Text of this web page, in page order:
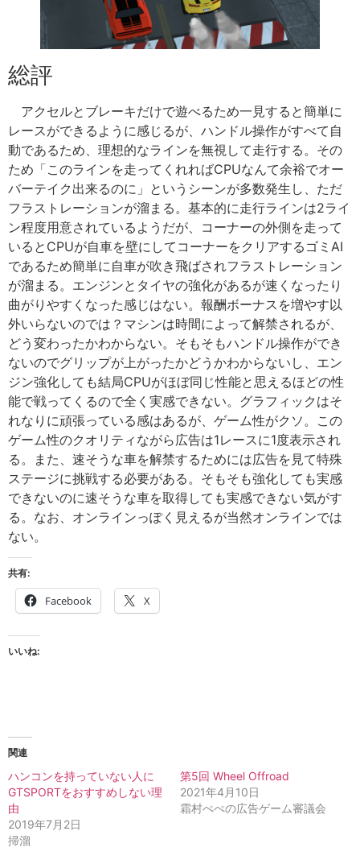
総評
アクセルとブレーキだけで遊べるため一見すると簡単に
レースができるように感じるが、ハンドル操作がすべて自
動であるため、理想的なラインを無視して走行する。その
ため「このラインを走ってくれればCPUなんて余裕でオー
バーテイク出来るのに」というシーンが多数発生し、ただ
フラストレーションが溜まる。基本的に走行ラインは2ライ
ン程度用意されているようだが、コーナーの外側を走って
いるとCPUが自車を壁にしてコーナーをクリアするゴミAI
であるため簡単に自車が吹き飛ばされフラストレーション
が溜まる。エンジンとタイヤの強化があるが速くなったり
曲がりやすくなった感じはない。報酬ボーナスを増やす以
外いらないのでは？マシンは時間によって解禁されるが、
どう変わったかわからない。そもそもハンドル操作ができ
ないのでグリップが上がったかどうかわからないし、エン
ジン強化しても結局CPUがほぼ同じ性能と思えるほどの性
能で戦ってくるので全く実感できない。グラフィックはそ
れなりに頑張っている感はあるが、ゲーム性がクソ。この
ゲーム性のクオリティながら広告は1レースに1度表示され
る。また、速そうな車を解禁するためには広告を見て特殊
ステージに挑戦する必要がある。そもそも強化しても実感
できないのに速そうな車を取得しても実感できない気がす
る。なお、オンラインっぽく見えるが当然オンラインでは
ない。
共有:
Facebook X
いいね:
関連
ハンコンを持っていない人に
GTSPORTをおすすめしない理
由
2019年7月2日
掃溜
第5回 Wheel Offroad
2021年4月10日
霜村ぺぺの広告ゲーム審議会